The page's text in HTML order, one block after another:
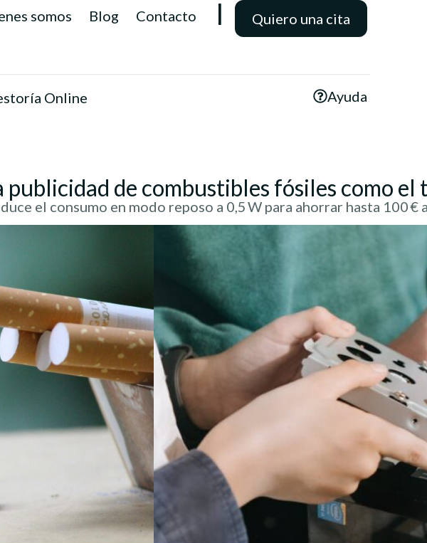
somos Blog Contacto l Quiero una cita
Online Ayuda
de combustibles fósiles como el
el consumo en modo reposo a 0,5 W para ahorrar hasta 100 €